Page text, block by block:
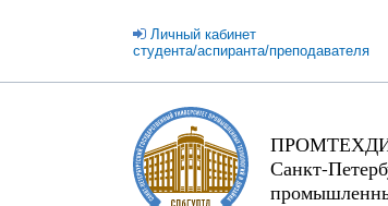
Личный кабинет
студента/аспиранта/преподавателя
Санкт-